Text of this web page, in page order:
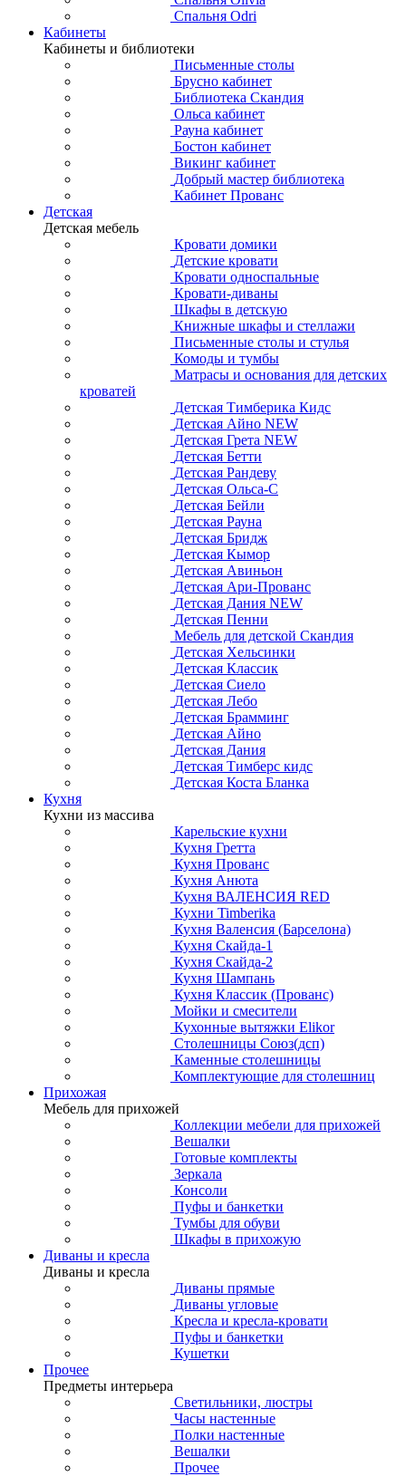
Спальня Odri
Кабинеты
Кабинеты и библиотеки
Письменные столы
Брусно кабинет
Библиотека Скандия
Ольса кабинет
Рауна кабинет
Бостон кабинет
Викинг кабинет
Добрый мастер библиотека
Кабинет Прованс
Детская
Детская мебель
Кровати домики
Детские кровати
Кровати односпальные
Кровати-диваны
Шкафы в детскую
Книжные шкафы и стеллажи
Письменные столы и стулья
Комоды и тумбы
Матрасы и основания для детских
кроватей
Детская Тимберика Кидс
Детская Айно NEW
Детская Грета NEW
Детская Бетти
Детская Рандеву
Детская Ольса-С
Детская Бейли
Детская Рауна
Детская Бридж
Детская Кымор
Детская Авиньон
Детская Ари-Прованс
Детская Дания NEW
Детская Пенни
Мебель для детской Скандия
Детская Хельсинки
Детская Классик
Детская Сиело
Детская Лебо
Детская Брамминг
Детская Айно
Детская Дания
Детская Тимберс кидс
Детская Коста Бланка
Кухня
Кухни из массива
Карельские кухни
Кухня Гретта
Кухня Прованс
Кухня Анюта
Кухня ВАЛЕНСИЯ RED
Кухни Timberika
Кухня Валенсия (Барселона)
Кухня Скайда-1
Кухня Скайда-2
Кухня Шампань
Кухня Классик (Прованс)
Мойки и смесители
Кухонные вытяжки Elikor
Столешницы Союз(дсп)
Каменные столешницы
Комплектующие для столешниц
Прихожая
Мебель для прихожей
Коллекции мебели для прихожей
Вешалки
Готовые комплекты
Зеркала
Консоли
Пуфы и банкетки
Тумбы для обуви
Шкафы в прихожую
Диваны и кресла
Диваны и кресла
Диваны прямые
Диваны угловые
Кресла и кресла-кровати
Пуфы и банкетки
Кушетки
Прочее
Предметы интерьера
Светильники, люстры
Часы настенные
Полки настенные
Вешалки
Прочее